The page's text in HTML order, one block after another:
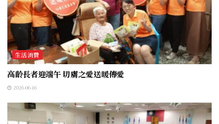
生活消費
高齡長者迎端午 切膚之愛送暖傳愛
2026-06-16